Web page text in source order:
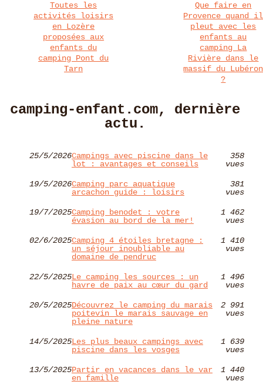
Toutes les
activités loisirs
en Lozère
proposées aux
enfants du
camping Pont du
Tarn
Que faire en
Provence quand il
pleut avec les
enfants au
camping La
Rivière dans le
massif du Lubéron
?
camping-enfant.com, dernière
actu.
25/5/2026Campings avec piscine dans le
lot : avantages et conseils
358
vues
19/5/2026Camping parc aquatique
arcachon guide : loisirs
381
vues
19/7/2025Camping benodet : votre
évasion au bord de la mer!
1 462
vues
02/6/2025Camping 4 étoiles bretagne :
un séjour inoubliable au
domaine de pendruc
1 410
vues
22/5/2025Le camping les sources : un
havre de paix au cœur du gard
1 496
vues
20/5/2025Découvrez le camping du marais
poitevin le marais sauvage en
pleine nature
2 991
vues
14/5/2025Les plus beaux campings avec
piscine dans les vosges
1 639
vues
13/5/2025Partir en vacances dans le var
en famille
1 440
vues